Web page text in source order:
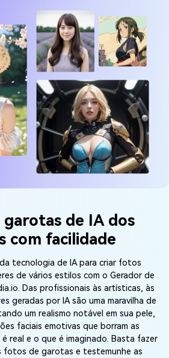
garotas de IA dos
com facilidade
tecnologia de IA para criar fotos
de vários estilos com o Gerador de
Das profissionais às artísticas, às
geradas por IA são uma maravilha de
um realismo notável em sua pele,
faciais emotivas que borram as
real e o que é imaginado. Basta fazer
fotos de garotas e testemunhe as